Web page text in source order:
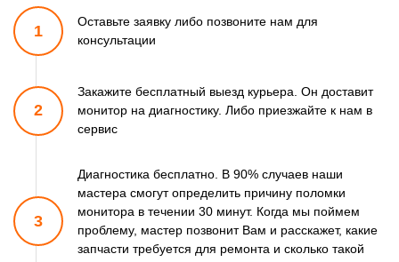
1
Оставьте заявку либо позвоните нам для
консультации
2
Закажите бесплатный выезд курьера. Он доставит
монитор на диагностику. Либо приезжайте к нам в
сервис
3
Диагностика бесплатно. В 90% случаев наши
мастера смогутопределить причину поломки
монитора в течении 30 минут. Когда мы поймем
проблему, мастер позвонит Вам и расскажет, какие
запчасти требуется для ремонта и сколько такой